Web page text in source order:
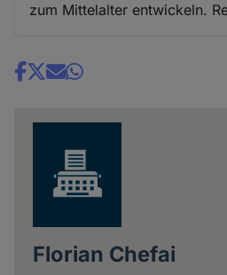
zum Mittelalter entwickeln.
Share
Florian Chefai